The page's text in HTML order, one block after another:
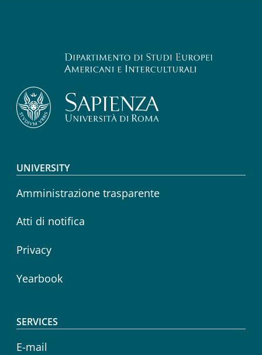
Footer menu
UNIVERSITY
Amministrazione trasparente
Atti di notifica
Privacy
Yearbook
SERVICES
E-mail